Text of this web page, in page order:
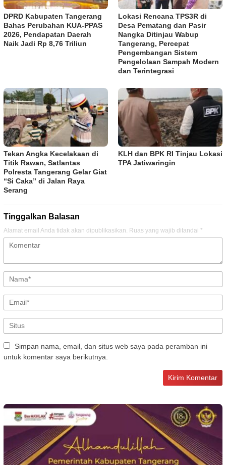
DPRD Kabupaten Tangerang
Bahas Perubahan KUA-PPAS
2026, Pendapatan Daerah
Naik Jadi Rp 8,76 Triliun
Lokasi Rencana TPS3R di
Desa Pematang dan Pasir
Nangka Ditinjau Wabup
Tangerang, Percepat
Pengembangan Sistem
Pengelolaan Sampah Modern
dan Terintegrasi
Tekan Angka Kecelakaan di
Titik Rawan, Satlantas
Polresta Tangerang Gelar Giat
“Si Caka” di Jalan Raya
Serang
KLH dan BPK RI Tinjau Lokasi
TPA Jatiwaringin
Tinggalkan Balasan
Alamat email Anda tidak akan dipublikasikan. Ruas yang wajib ditandai *
Simpan nama, email, dan situs web saya pada peramban ini
untuk komentar saya berikutnya.